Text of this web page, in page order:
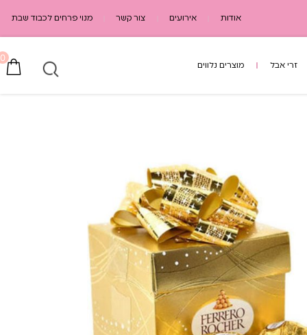
אודות אירועים צור קשר מנוי פרחים לכבוד שבת
זרי אבל מוצרים נלווים
0